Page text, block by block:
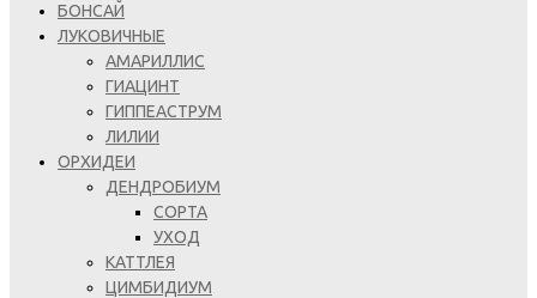
БОНСАЙ
ЛУКОВИЧНЫЕ
АМАРИЛЛИС
ГИАЦИНТ
ГИППЕАСТРУМ
ЛИЛИИ
ОРХИДЕИ
ДЕНДРОБИУМ
СОРТА
УХОД
КАТТЛЕЯ
ЦИМБИДИУМ